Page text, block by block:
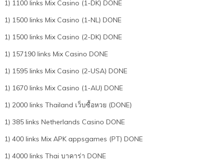
1) 1100 links Mix Casino (1-DK) DONE
1) 1500 links Mix Casino (1-NL) DONE
1) 1500 links Mix Casino (2-DK) DONE
1) 157190 links Mix Casino DONE
1) 1595 links Mix Casino (2-USA) DONE
1) 1670 links Mix Casino (1-AU) DONE
1) 2000 links Thailand เว็บซื้อหวย (DONE)
1) 385 links Netherlands Casino DONE
1) 400 links Mix APK appsgames (PT) DONE
1) 4000 links Thai บาคาร่า DONE